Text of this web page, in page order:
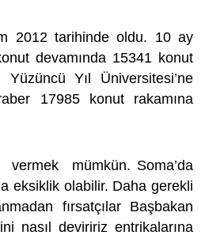
2012 tarihinde oldu. 10 ay
devamında 15341 konut
Yıl Üniversitesi’ne
17985 konut rakamına
mümkün. Soma’da
eksiklik olabilir. Daha gerekli
fırsatçılar Başbakan
nasıl deviririz entrikalarına